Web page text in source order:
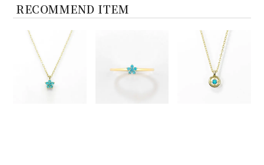
RECOMMEND ITEM